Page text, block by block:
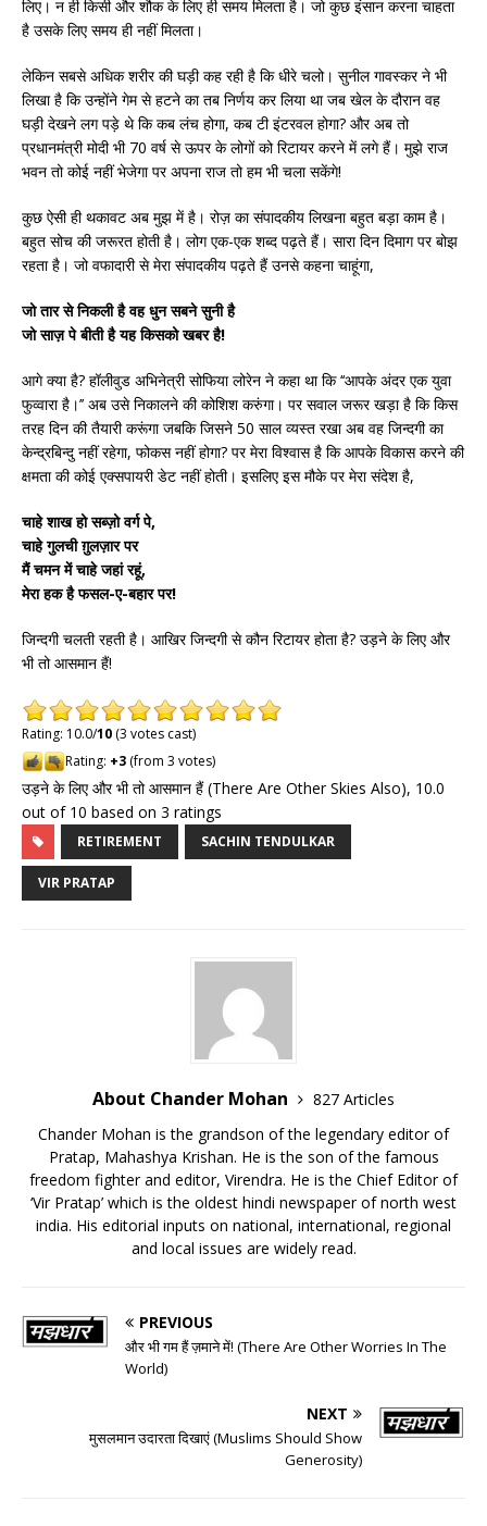
लिए। न ही किसी और शौक के लिए ही समय मिलता है। जो कुछ इंसान करना चाहता
है उसके लिए समय ही नहीं मिलता।
लेकिन सबसे अधिक शरीर की घड़ी कह रही है कि धीरे चलो। सुनील गावस्कर ने भी
लिखा है कि उन्होंने गेम से हटने का तब निर्णय कर लिया था जब खेल के दौरान वह
घड़ी देखने लग पड़े थे कि कब लंच होगा, कब टी इंटरवल होगा? और अब तो
प्रधानमंत्री मोदी भी 70 वर्ष से ऊपर के लोगों को रिटायर करने में लगे हैं। मुझे राज
भवन तो कोई नहीं भेजेगा पर अपना राज तो हम भी चला सकेंगे!
कुछ ऐसी ही थकावट अब मुझ में है। रोज़ का संपादकीय लिखना बहुत बड़ा काम है।
बहुत सोच की जरूरत होती है। लोग एक-एक शब्द पढ़ते हैं। सारा दिन दिमाग पर बोझ
रहता है। जो वफादारी से मेरा संपादकीय पढ़ते हैं उनसे कहना चाहूंगा,
जो तार से निकली है वह धुन सबने सुनी है
जो साज़ पे बीती है यह किसको खबर है!
आगे क्या है? हॉलीवुड अभिनेत्री सोफिया लोरेन ने कहा था कि ‘‘आपके अंदर एक युवा
फुव्वारा है।’’ अब उसे निकालने की कोशिश करुंगा। पर सवाल जरूर खड़ा है कि किस
तरह दिन की तैयारी करूंगा जबकि जिसने 50 साल व्यस्त रखा अब वह जिन्दगी का
केन्द्रबिन्दु नहीं रहेगा, फोकस नहीं होगा? पर मेरा विश्वास है कि आपके विकास करने की
क्षमता की कोई एक्सपायरी डेट नहीं होती। इसलिए इस मौके पर मेरा संदेश है,
चाहे शाख हो सब्ज़ो वर्ग पे,
चाहे गुलची ग़ुलज़ार पर
मैं चमन में चाहे जहां रहूं,
मेरा हक है फसल-ए-बहार पर!
जिन्दगी चलती रहती है। आखिर जिन्दगी से कौन रिटायर होता है? उड़ने के लिए और
भी तो आसमान हैं!
Rating: 10.0/10 (3 votes cast)
Rating: +3 (from 3 votes)
उड़ने के लिए और भी तो आसमान हैं (There Are Other Skies Also), 10.0
out of 10 based on 3 ratings
RETIREMENT SACHIN TENDULKAR
VIR PRATAP
About Chander Mohan
827 Articles
Chander Mohan is the grandson of the legendary editor of
Pratap, Mahashya Krishan. He is the son of the famous
freedom fighter and editor, Virendra. He is the Chief Editor of
‘Vir Pratap’ which is the oldest hindi newspaper of north west
india. His editorial inputs on national, international, regional
and local issues are widely read.
PREVIOUS
और भी गम हैं ज़माने में! (There Are Other Worries In The
World)
NEXT
मुसलमान उदारता दिखाएं (Muslims Should Show
Generosity)